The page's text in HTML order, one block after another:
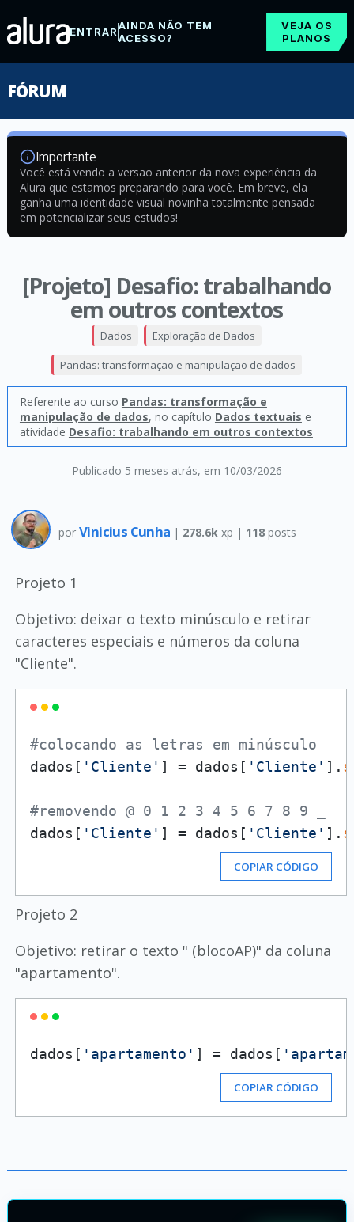
ENTRARAINDA NÃO TEM
ACESSO?
VEJA OS
PLANOS
FÓRUM
Importante
Você está vendo a versão anterior da nova experiência da
Alura que estamos preparando para você. Em breve, ela
ganha uma identidade visual novinha totalmente pensada
em potencializar seus estudos!
[Projeto] Desafio: trabalhando
em outros contextos
Publicado 5 meses atrás, em 10/03/2026
Dados Exploração de Dados
Pandas: transformação e manipulação de dados
Referente ao curso Pandas: transformação e
manipulação de dados, no capítulo Dados textuais e
atividade Desafio: trabalhando em outros contextos
por Vinicius Cunha | 278.6k xp | 118posts
Projeto 1
Objetivo: deixar o texto minúsculo e retirar
caracteres especiais e números da coluna
"Cliente".
#colocando as letras em minúsculo
dados[ 'Cliente' ] = dados[ 'Cliente' ].
#removendo @ 0 1 2 3 4 5 6 7 8 9 _
dados[ 'Cliente' ] = dados[ 'Cliente' ].
COPIAR CÓDIGO
Projeto 2
Objetivo: retirar o texto " (blocoAP)" da coluna
"apartamento".
dados[ 'apartamento' ] = dados[
COPIAR CÓDIGO